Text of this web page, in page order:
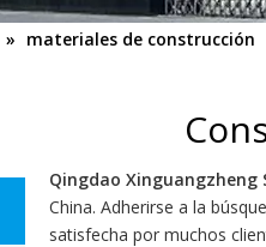
» materiales de construcción
Qingdao Xinguangzheng
China. Adherirse a la
satisfecha por muchos